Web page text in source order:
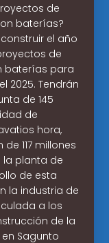
de
baterías?
el año
de
baterías para
2025. Tendrán
de 145
de
hora,
117 millones
la planta de
de esta
la industria de
a los
de la
Sagunto